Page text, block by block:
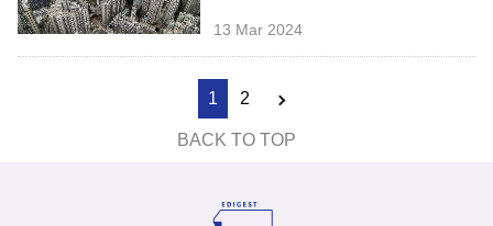
13 Mar 2024
1 2
BACK TO TOP